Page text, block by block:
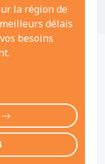
la région de
délais
besoins